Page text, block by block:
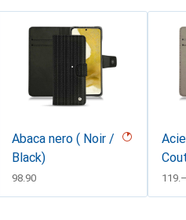
Abaca nero ( Noir /
Black)
CHF
98.90 CHF